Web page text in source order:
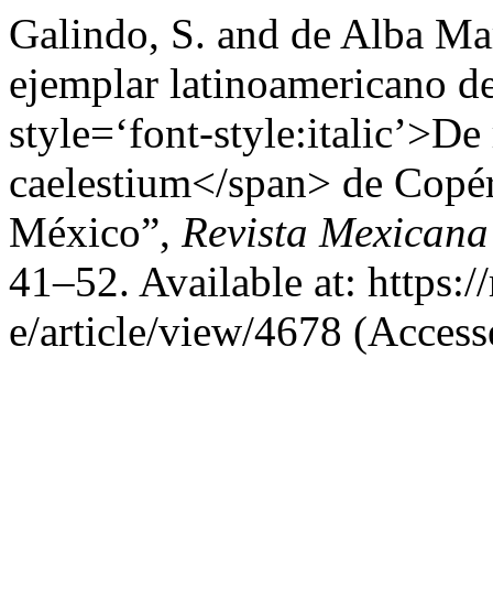
Galindo, S. and de Alba
ejemplar latinoamericano
style=‘font-
caelestium</span> de
México”, Revista
41–52. Available at:
e/article/view/4678